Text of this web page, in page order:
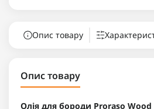
Опис товару
Опис товару
Олія для бороди Proraso